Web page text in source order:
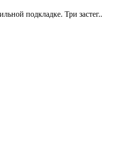
подкладке. Три застег..